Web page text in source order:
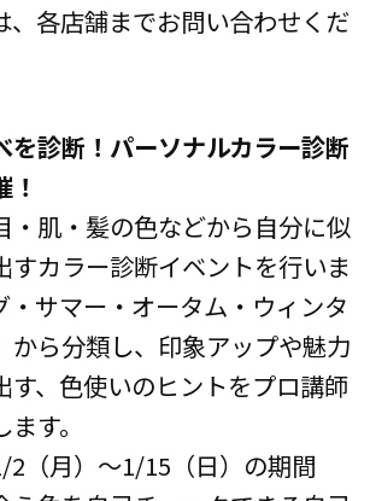
、各店舗までお問い合わせくだ
を診断 ！ パーソナルカラー診断
・肌・髪の色などから自分に似
すカラー診断イベントを行いま
・サマー・オータム・ウィンタ
から分類し、印象アップや魅力
す、色使いのヒントをプロ講師
す。
2（月）～1/15（日）の期間